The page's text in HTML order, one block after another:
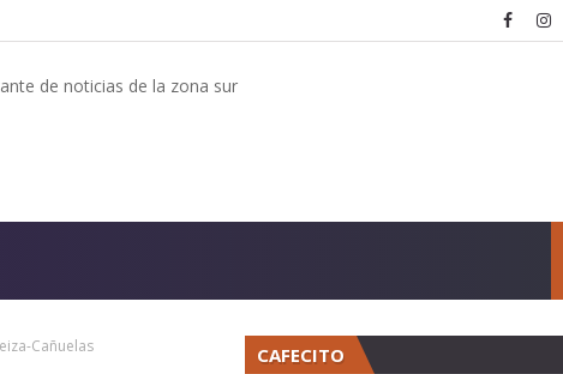
de noticias de la zona sur
Cañuelas CAFECITO